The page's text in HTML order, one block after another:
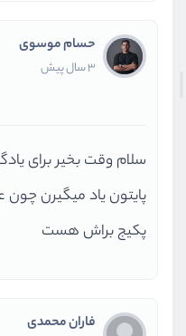
حسام موسوی
3 سال پیش
سلام وقت بخیر برای
پایتون یاد میگیرن
پکیج براش هست
فاران محمدی